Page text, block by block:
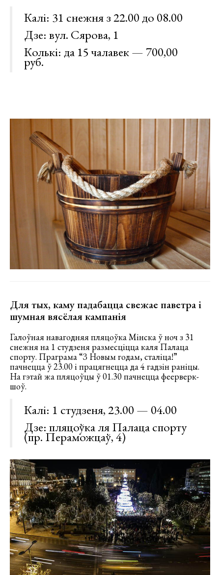
Калі: 31 снежня з 22.00 до 08.00
Дзе: вул. Сярова, 1
Колькі: да 15 чалавек — 700,00
руб.
Для тых, каму падабацца свежае паветра і
шумная вясёлая кампанія
Галоўная навагодняя пляцоўка Мінска ў ноч з 31
снежня на 1 студзеня размесціцца каля Палаца
спорту. Праграма “З Новым годам, сталіца!”
пачнецца ў 23.00 і працягнецца да 4 гадзін раніцы.
На гэтай жа пляцоўцы ў 01.30 пачнецца феерверк-
шоў.
Калі: 1 студзеня, 23.00 — 04.00
Дзе: пляцоўка ля Палаца спорту
(пр. Пераможцаў, 4)